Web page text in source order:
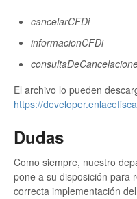
cancelarCFDi
informacionCFDi
El archivo lo pueden
https://
Dudas
Como siempre, nuestro
pone a su disposición para
correcta implementación